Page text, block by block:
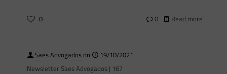
0 0 Read more
Saes Advogadoson
19/10/2021
Newsletter Saes Advogados | 167